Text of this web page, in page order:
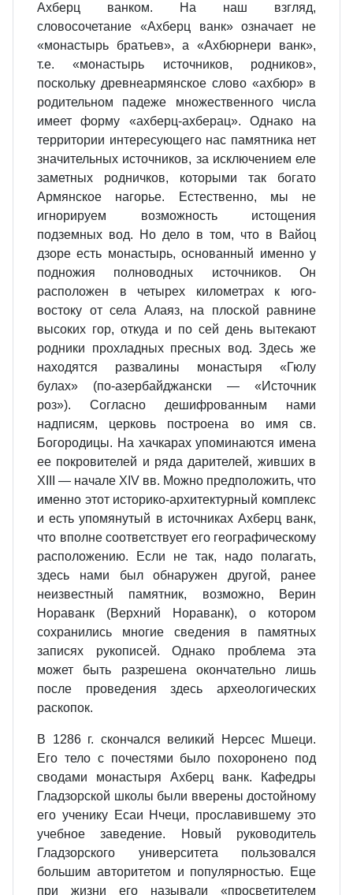
Ахберц ванком. На наш взгляд,
словосочетание «Ахберц ванк» означает не
«монастырь братьев», а «Ахбюрнери ванк»,
т.е. «монастырь источников, родников»,
поскольку древнеармянское слово «ахбюр» в
родительном падеже множественного числа
имеет форму «ахберц-ахберац». Однако на
территории интересующего нас памятника нет
значительных источников, за исключением еле
заметных родничков, которыми так богато
Армянское нагорье. Естественно, мы не
игнорируем возможность истощения
подземных вод. Но дело в том, что в Вайоц
дзоре есть монастырь, основанный именно у
подножия полноводных источников. Он
расположен в четырех километрах к юго-
востоку от села Алаяз, на плоской равнине
высоких гор, откуда и по сей день вытекают
родники прохладных пресных вод. Здесь же
находятся развалины монастыря «Гюлу
булах» (по-азербайджански — «Источник
роз»). Согласно дешифрованным нами
надписям, церковь построена во имя св.
Богородицы. На хачкарах упоминаются имена
ее покровителей и ряда дарителей, живших в
XIII — начале XIV вв. Можно предположить, что
именно этот историко-архитектурный комплекс
и есть упомянутый в источниках Ахберц ванк,
что вполне соответствует его географическому
расположению. Если не так, надо полагать,
здесь нами был обнаружен другой, ранее
неизвестный памятник, возможно, Верин
Нораванк (Верхний Нораванк), о котором
сохранились многие сведения в памятных
записях рукописей. Однако проблема эта
может быть разрешена окончательно лишь
после проведения здесь археологических
раскопок.
В 1286 г. скончался великий Нерсес Мшеци.
Его тело с почестями было похоронено под
сводами монастыря Ахберц ванк. Кафедры
Гладзорской школы были вверены достойному
его ученику Есаи Нчеци, прославившему это
учебное заведение. Новый руководитель
Гладзорского университета пользовался
большим авторитетом и популярностью. Еще
при жизни его называли «просветителем